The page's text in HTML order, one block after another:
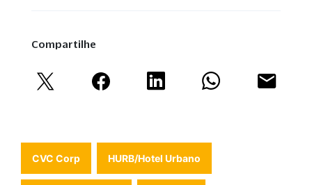
Compartilhe
CVC Corp HURB/Hotel Urbano